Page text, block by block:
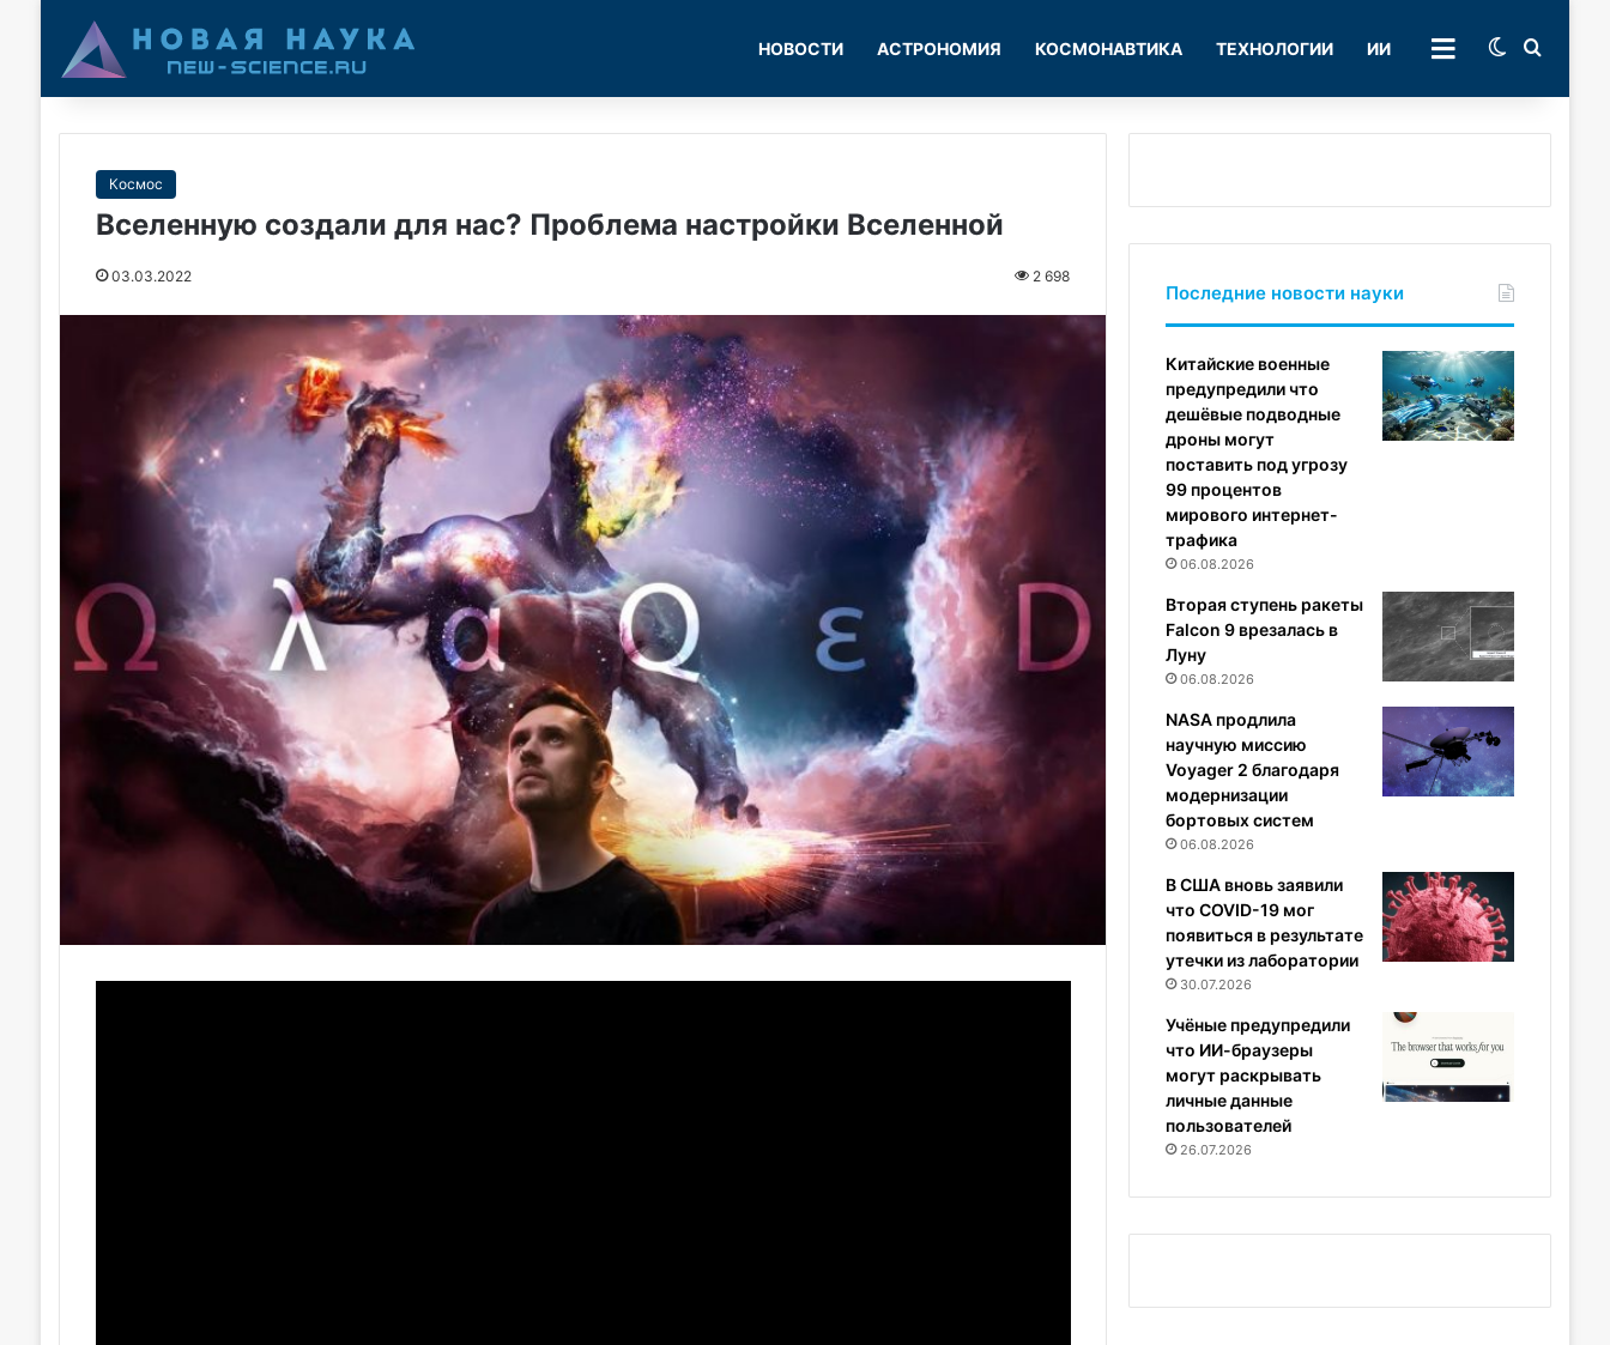
НОВОСТИ АСТРОНОМИЯ КОСМОНАВТИКА ТЕХНОЛОГИИ ИИ РУБРИКИSwitch skin
Космос
Вселенную создали для нас? Проблема настройки Вселенной
03.03.2022 2 698
Последние новости науки
Китайские военные
предупредили что
дешёвые подводные
дроны могут
поставить под угрозу
99 процентов
мирового интернет-
трафика
06.08.2026
Вторая ступень ракеты
Falcon 9 врезалась в
Луну
06.08.2026
NASA продлила
научную миссию
Voyager 2 благодаря
модернизации
бортовых систем
06.08.2026
В США вновь заявили
что COVID-19 мог
появиться в результате
утечки из лаборатории
30.07.2026
Учёные предупредили
что ИИ-браузеры
могут раскрывать
личные данные
пользователей
26.07.2026